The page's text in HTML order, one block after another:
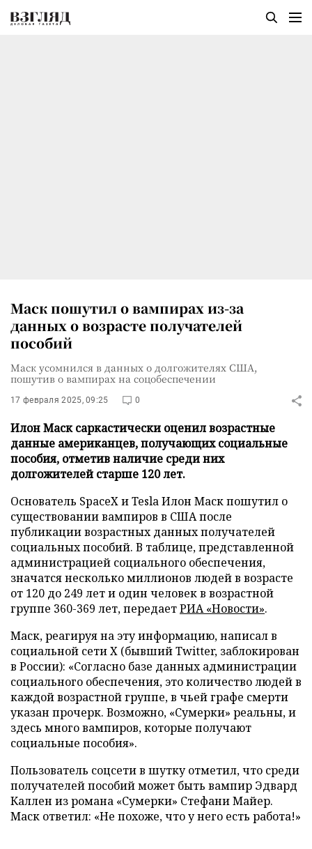
Маск пошутил о вампирах из-за
данных о возрасте получателей
пособий
Маск усомнился в данных о долгожителях США,
пошутив о вампирах на соцобеспечении
17 февраля 2025, 09:25 0
Илон Маск саркастически оценил возрастные
данные американцев, получающих социальные
пособия, отметив наличие среди них
долгожителей старше 120 лет.
Основатель SpaceX и Tesla Илон Маск пошутил о
существовании вампиров в США после
публикации возрастных данных получателей
социальных пособий. В таблице, представленной
администрацией социального обеспечения,
значатся несколько миллионов людей в возрасте
от 120 до 249 лет и один человек в возрастной
группе 360-369 лет, передаетРИА «Новости».
Маск, реагируя на эту информацию, написал в
социальной сети Х (бывший Twitter, заблокирован
в России): «Согласно базе данных администрации
социального обеспечения, это количество людей в
каждой возрастной группе, в чьей графе смерти
указан прочерк. Возможно, «Сумерки» реальны, и
здесь много вампиров, которые получают
социальные пособия».
Пользователь соцсети в шутку отметил, что среди
получателей пособий может быть вампир Эдвард
Каллен из романа «Сумерки» Стефани Майер.
Маск ответил: «Не похоже, что у него есть работа!»